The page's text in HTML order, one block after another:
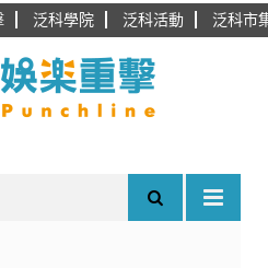
泛科學院 泛科活動 泛科市